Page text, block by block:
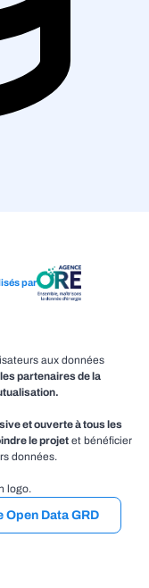
par
aux données
les partenaires de la
et ouverte à tous les
le projet et bénéficier
données.
logo.
Open Data GRD